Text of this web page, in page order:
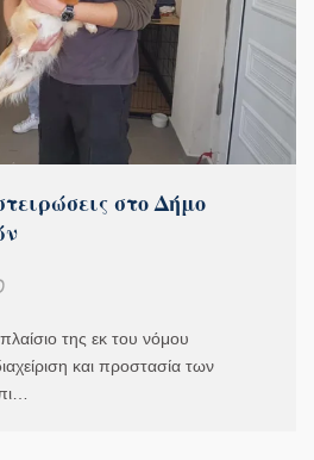
στο Δήμο
της εκ του νόμου
και προστασία των